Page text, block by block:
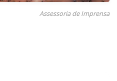
Assessoria de Imprensa